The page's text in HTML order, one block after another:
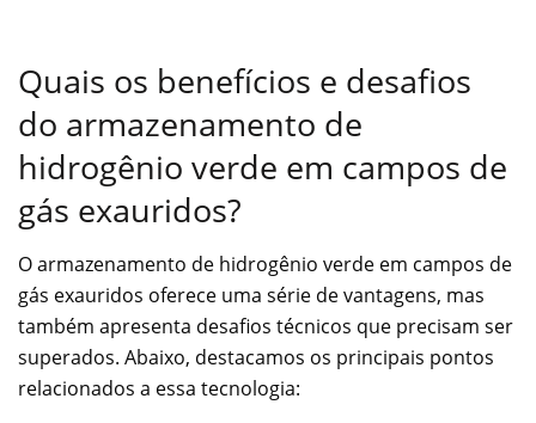
Quais os benefícios e desafios
do armazenamento de
hidrogênio verde em campos de
gás exauridos?
O armazenamento de hidrogênio verde em campos de
gás exauridos oferece uma série de vantagens, mas
também apresenta desafios técnicos que precisam ser
superados. Abaixo, destacamos os principais pontos
relacionados a essa tecnologia: